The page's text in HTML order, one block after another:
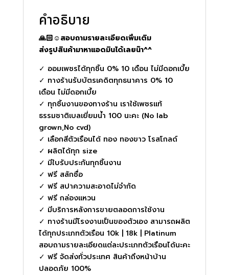
คำอธิบาย
🙏🏻☺️สอบถามรายละเอียดเพิ่มเติม
ส่งรูปสินค้ามาหาแอดมินได้เลยน๊า^^
✓ ออมเพชรได้ทุกชิ้น 0% 10 เดือน ไม่มีดอกเบี้ย
✓ ทางร้านรับบัตรเคดิตทุกธนาคาร 0% 10
เดือน ไม่มีดอกเบี้ย
✓ ทุกชิ้นงานของทางร้าน เราใช้เพชรแท้
ธรรมชาติเบลเยี่ยมน้ำ 100 นะคะ (No lab
grown,No cvd)
✓ เลือกสีตัวเรือนได้ ทอง ทองขาว โรสโกลด์
✓ ผลิตได้ทุก size
✓ มีใบรับประกันทุกชิ้นงาน
✓ ฟรี สลักชื่อ
✓ ฟรี สปาความสะอาดไม่จำกัด
✓ ฟรี กล่องแหวน
✓ มีบริการหลังการขายตลอดการใช้งาน
✓ ทางร้านมีโรงงานเป็นของตัวเอง สามารถผลิต
ได้ทุกประเภทตัวเรือน 10k | 18k | Platinum
สอบถามรายละเอียดแต่ละประเภทตัวเรือนได้นะคะ
✓ ฟรี จัดส่งทั่วประเทศ สินค้าถึงหน้าบ้าน
ปลอดภัย 100%